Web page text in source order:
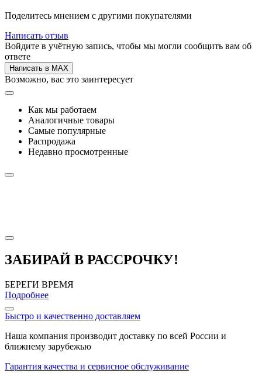
Поделитесь мнением с другими покупателями
Написать отзыв
Войдите в учётную запись, чтобы мы могли сообщить вам об
ответе
Написать в MAX
Возможно, вас это заинтересует
Как мы работаем
Аналогичные товары
Самые популярные
Распродажа
Недавно просмотренные
ЗАБИРАЙ В РАССРОЧКУ!
БЕРЕГИ ВРЕМЯ
Подробнее
Быстро и качественно доставляем
Наша компания производит доставку по всей России и
ближнему зарубежью
Гарантия качества и сервисное обслуживание